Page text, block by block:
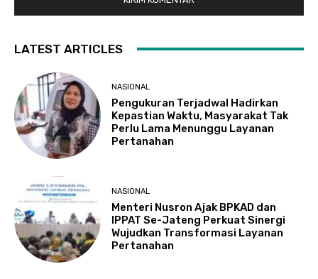
LATEST ARTICLES
NASIONAL
Pengukuran Terjadwal Hadirkan
Kepastian Waktu, Masyarakat Tak
Perlu Lama Menunggu Layanan
Pertanahan
NASIONAL
Menteri Nusron Ajak BPKAD dan
IPPAT Se-Jateng Perkuat Sinergi
Wujudkan Transformasi Layanan
Pertanahan